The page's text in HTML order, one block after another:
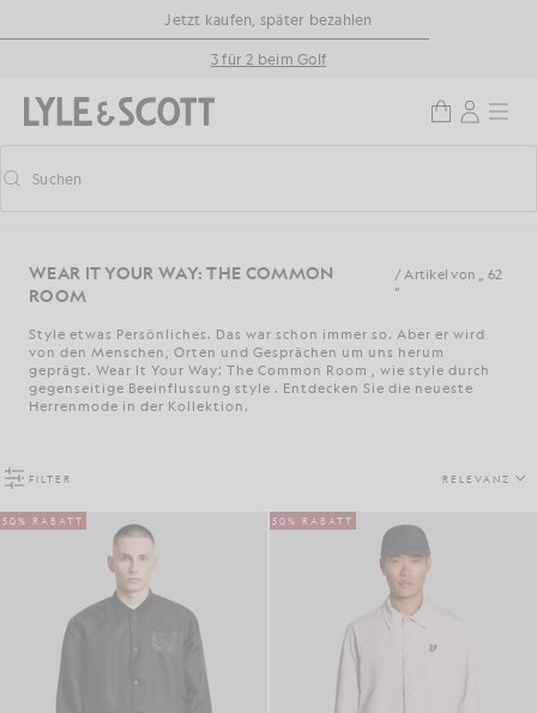
Zum Hauptinhalt springen
Informationen zur Barrierefreiheit
Jetzt kaufen, später bezahlen
3 für 2 beim Golf
Vorausschauende Suche ein-/ausschalten
Suchen
WEAR IT YOUR WAY: THE COMMON
ROOM
/ Artikel von „ 62
“
Style etwas Persönliches. Das war schon immer so. Aber er wird
von den Menschen, Orten und Gesprächen um uns herum
geprägt. Wear It Your Way: The Common Room , wie style durch
gegenseitige Beeinflussung style . Entdecken Sie die neueste
Herrenmode in der Kollektion.
FILTER RELEVANZ
50% RABATT 50% RABATT